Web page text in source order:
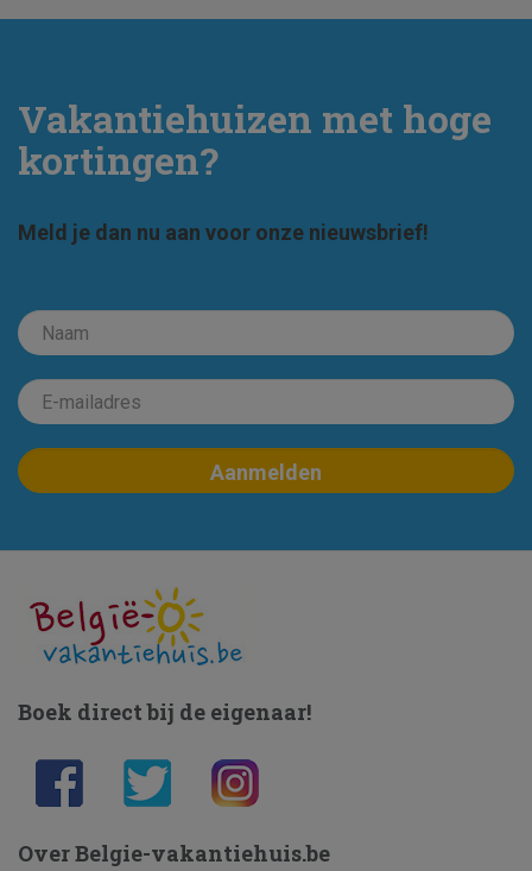
Vakantiehuizen met hoge
kortingen?
Meld je dan nu aan voor onze nieuwsbrief!
Boek direct bij de eigenaar!
Over Belgie-vakantiehuis.be